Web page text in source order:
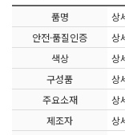
품명
상
안전·품질인증
상
색상
상
구성품
상
주요소재
상
제조자
상